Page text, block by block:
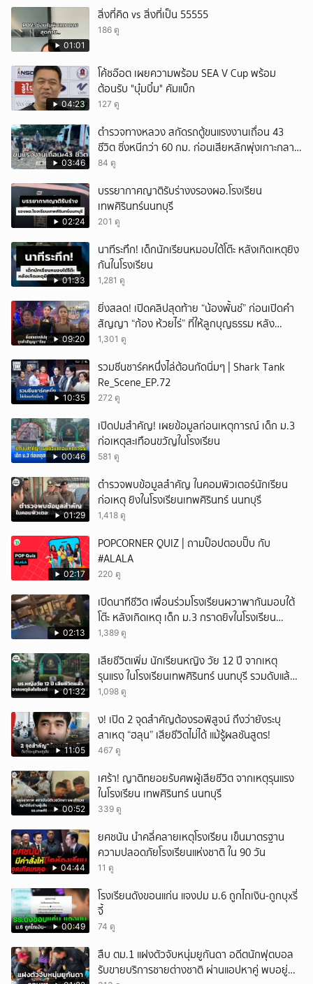
01:01
สิ่งที่คิด vs สิ่งที่เป็น 55555
186 ดู
04:23
โค้ชอ๊อต เผยความพร้อม SEA V Cup พร้อม
ต้อนรับ "บุ๋มบิ๋ม" คัมแบ็ก
127 ดู
03:46
ตำรวจทางหลวง สกัดรถตู้ขนแรงงานเถื่อน 43
ชีวิต ซิ่งหนีกว่า 60 กม. ก่อนเสียหลักพุ่งเกาะกลาง
ถนน
84 ดู
02:24
บรรยากาศญาติรับร่างงรองผอ.โรงเรียน
เทพศิรินทร์นนทบุรี
201 ดู
01:33
นาทีระทึก! เด็กนักเรียนหมอบใต้โต๊ะ หลังเกิดเหตุยิง
กันในโรงเรียน
1,281 ดู
09:20
ยิ่งสลด! เปิดคลิปสุดท้าย “น้องพั้นช์” ก่อนเปิดคำ
สัญญา “ก้อง ห้วยไร่” ที่ให้ลูกบุญธรรม หลัง
ลาโลก!
1,301 ดู
10:35
รวมซีนชาร์คหนึ่งไล่ต้อนกัดนิ่มๆ | Shark Tank
Re_Scene_EP.72
272 ดู
00:46
เปิดปมสำคัญ! เผยข้อมูลก่อนเหตุการณ์ เด็ก ม.3
ก่อเหตุสะเทือนขวัญในโรงเรียน
581 ดู
01:29
ตำรวจพบข้อมูลสำคัญ ในคอมพิวเตอร์นักเรียน
ก่อเหตุ ยิงในโรงเรียนเทพศิรินทร์ นนทบุรี
1,418 ดู
02:17
POPCORNER QUIZ | ถามป็อปตอบปั๊บ กับ
#ALALA
220 ดู
02:13
เปิดนาทีชีวิต เพื่อนร่วมโรงเรียนผวาพากันมอบใต้
โต๊ะ หลังเกิดเหตุ เด็ก ม.3 กราดยิvในโรงเรียน
เทพศิรินทร์นนท์ แบบไม่เลือกหน้า เสียงปืนดังสนั่น
1,389 ดู
01:32
เสียชีวิตเพิ่ม นักเรียนหญิง วัย 12 ปี จากเหตุ
รุนแรง ในโรงเรียนเทพศิรินทร์ นนทบุรี รวมดับแล้ว
9 ราย
1,098 ดู
11:05
ึ้ง! เปิด 2 จุดสำคัญต้องรอพิสูจน์ ถึงว่ายังระบุ
สาเหตุ “ฮลุน” เสียชีวิตไม่ได้ แม้รู้ผลชันสูตร!
467 ดู
00:52
เศร้า! ญาติทยอยรับศพผู้เสียชีวิต จากเหตุรุนแรง
ในโรงเรียน เทพศิรินทร์ นนทบุรี
339 ดู
04:44
ยศชนัน นำคลี่คลายเหตุโรงเรียน เข็นมาตรฐาน
ความปลอดภัยโรงเรียนแห่งชาติ ใน 90 วัน
11 ดู
00:49
โรงเรียนดังขอนแก่น แจงปม ม.6 ถูกไถเงิน-ถูกบุxรี่
จี้
74 ดู
สืบ ตม.1 แฝงตัวจับหนุ่มยูกันดา อดีตนักฟุตบอล
รับขายบริการชายต่างชาติ ผ่านแอปหาคู่ พบอยู่